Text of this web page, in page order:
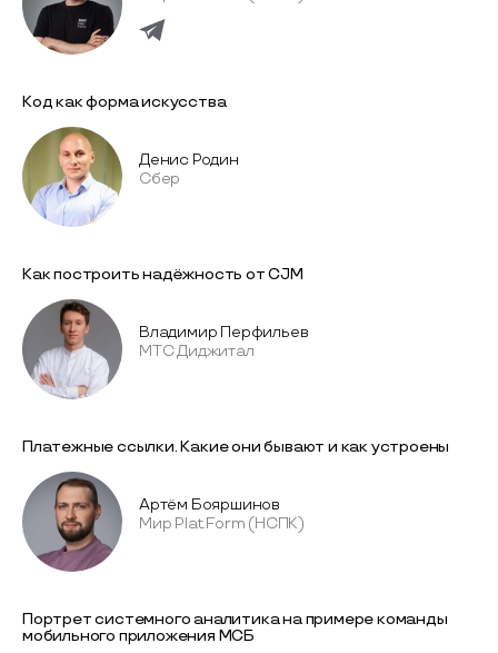
Код как форма искусства
Денис Родин
Сбер
Как построить надёжность от CJM
Владимир Перфильев
МТС Диджитал
Платежные ссылки. Какие они бывают и как устроены
Артём Бояршинов
Мир Plat.Form (НСПК)
Портрет системного аналитика на примере команды
мобильного приложения МСБ